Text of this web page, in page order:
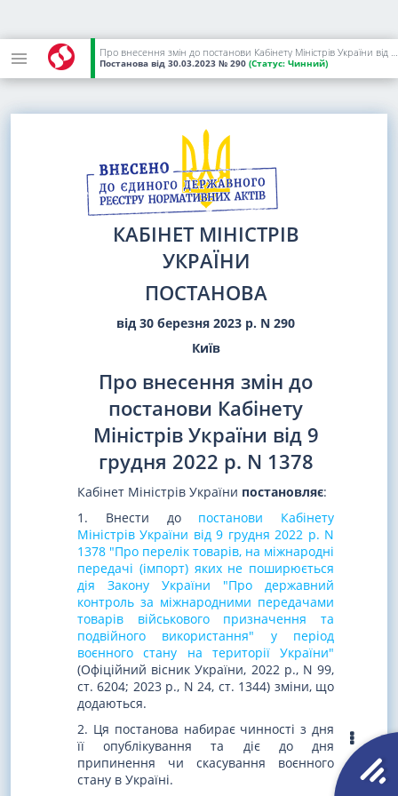
Про внесення змін до постанови Кабінету Міністрів України від 9 грудня 2022 р. N 1378
Постанова від 30.03.2023 № 290 (Статус: Чинний)
КАБІНЕТ МІНІСТРІВ
УКРАЇНИ
ПОСТАНОВА
від 30 березня 2023 р. N 290
Київ
Про внесення змін до
постанови Кабінету
Міністрів України від 9
грудня 2022 р. N 1378
Кабінет Міністрів України постановляє:
1. Внести до постанови Кабінету
Міністрів України від 9 грудня 2022 р. N
1378 "Про перелік товарів, на міжнародні
передачі (імпорт) яких не поширюється
дія Закону України "Про державний
контроль за міжнародними передачами
товарів військового призначення та
подвійного використання" у період
воєнного стану на території України"
(Офіційний вісник України, 2022 р., N 99,
ст. 6204; 2023 р., N 24, ст. 1344) зміни, що
додаються.
2. Ця постанова набирає чинності з дня
її опублікування та діє до дня
припинення чи скасування воєнного
стану в Україні.